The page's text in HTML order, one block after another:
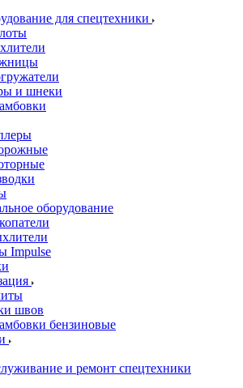
для спецтехники
и шнеки
оборудование
Impulse
швов
бензиновые
и ремонт спецтехники